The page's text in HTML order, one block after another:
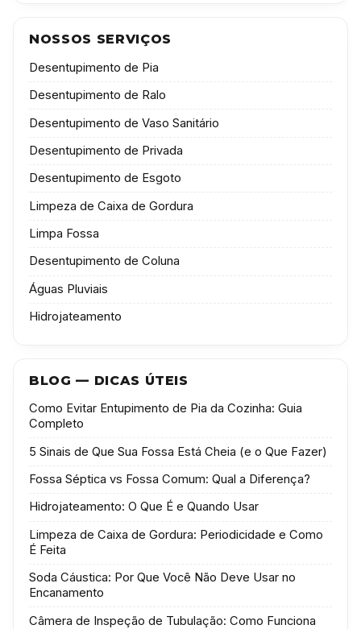
NOSSOS SERVIÇOS
Desentupimento de Pia
Desentupimento de Ralo
Desentupimento de Vaso Sanitário
Desentupimento de Privada
Desentupimento de Esgoto
Limpeza de Caixa de Gordura
Limpa Fossa
Desentupimento de Coluna
Águas Pluviais
Hidrojateamento
BLOG — DICAS ÚTEIS
Como Evitar Entupimento de Pia da Cozinha: Guia
Completo
5 Sinais de Que Sua Fossa Está Cheia (e o Que Fazer)
Fossa Séptica vs Fossa Comum: Qual a Diferença?
Hidrojateamento: O Que É e Quando Usar
Limpeza de Caixa de Gordura: Periodicidade e Como
É Feita
Soda Cáustica: Por Que Você Não Deve Usar no
Encanamento
Câmera de Inspeção de Tubulação: Como Funciona